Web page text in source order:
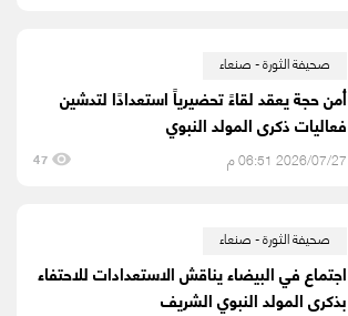
صحيفة الثورة - صنعاء
أمن حجة يعقد لقاءً تحضيرياً استعدادًا لتدشين
فعاليات ذكرى المولد النبوي
2026/07/27 06:51 م 47
صحيفة الثورة - صنعاء
اجتماع في البيضاء يناقش الاستعدادات للاحتفاء
بذكرى المولد النبوي الشريف